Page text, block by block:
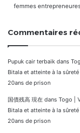
femmes
Commentaires
Pupuk cair terbaik dans
Bitala et atteinte à la
20ans de prison
国債残高 現在 dans Togo |
Bitala et atteinte à la
20ans de prison